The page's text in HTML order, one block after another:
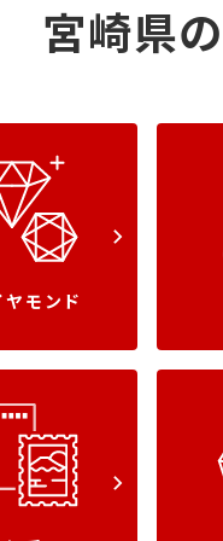
宮崎県の
ヤモンド